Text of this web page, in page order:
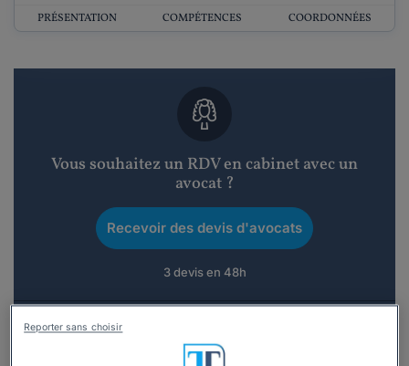
PRÉSENTATION COMPÉTENCES COORDONNÉES
Vous souhaitez un RDV en cabinet avec un
avocat ?
Recevoir des devis d'avocats
3 devis en 48h
Reporter sans choisir